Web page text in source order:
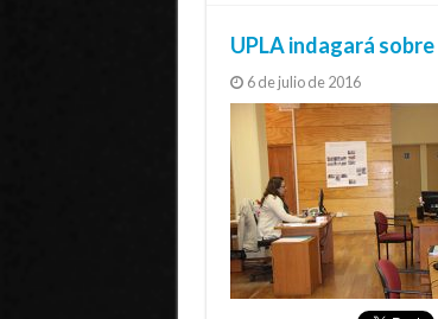
UPLA indagará
6 de julio de 2016